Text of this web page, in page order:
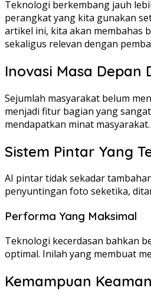
Teknologi berkembang jauh
perangkat yang kita gunakan
artikel ini, kita akan membahas
sekaligus relevan dengan
Inovasi Masa Depan
Sejumlah masyarakat belum
menjadi fitur bagian yang
mendapatkan minat masyarakat.
Sistem Pintar Yang
AI pintar tidak sekadar
penyuntingan foto seketika,
Performa Yang Maksimal
Teknologi kecerdasan bahkan
optimal. Inilah yang membuat
Kemampuan